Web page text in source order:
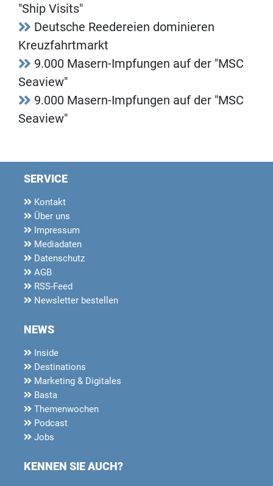
"Ship Visits"
Deutsche Reedereien dominieren
Kreuzfahrtmarkt
9.000 Masern-Impfungen auf der "MSC
Seaview"
9.000 Masern-Impfungen auf der "MSC
Seaview"
SERVICE
Kontakt
Über uns
Impressum
Mediadaten
Datenschutz
AGB
RSS-Feed
Newsletter bestellen
NEWS
Inside
Destinations
Marketing & Digitales
Basta
Themenwochen
Podcast
Jobs
KENNEN SIE AUCH?